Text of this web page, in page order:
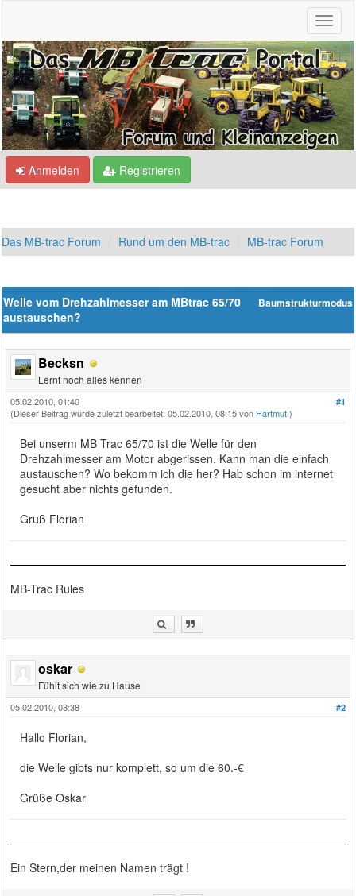
Anmelden Registrieren
Das MB-trac Forum Rund um den MB-trac MB-trac Forum
Baumstrukturmodus
Welle vom Drehzahlmesser am MBtrac 65/70
austauschen?
Becksn
Lernt noch alles kennen
#1
05.02.2010, 01:40
(Dieser Beitrag wurde zuletzt bearbeitet: 05.02.2010, 08:15 von Hartmut.)
Bei unserm MB Trac 65/70 ist die Welle für den
Drehzahlmesser am Motor abgerissen. Kann man die einfach
austauschen? Wo bekomm ich die her? Hab schon im internet
gesucht aber nichts gefunden.
Gruß Florian
MB-Trac Rules
oskar
Fühlt sich wie zu Hause
#2
05.02.2010, 08:38
Hallo Florian,
die Welle gibts nur komplett, so um die 60.-€
Grüße Oskar
Ein Stern,der meinen Namen trägt !